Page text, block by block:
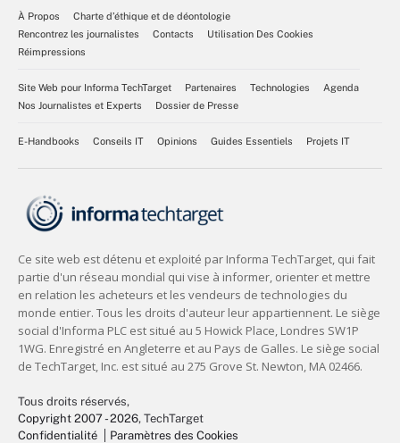
À Propos
Charte d’éthique et de déontologie
Rencontrez les journalistes
Contacts
Utilisation Des Cookies
Réimpressions
Site Web pour Informa TechTarget Partenaires Technologies
Agenda
Nos Journalistes et Experts
Dossier de Presse
E-Handbooks Conseils IT Opinions Guides Essentiels Projets IT
Tous droits réservés,
Copyright 2007 - 2026, TechTarget
Confidentialité
Paramètres des Cookies